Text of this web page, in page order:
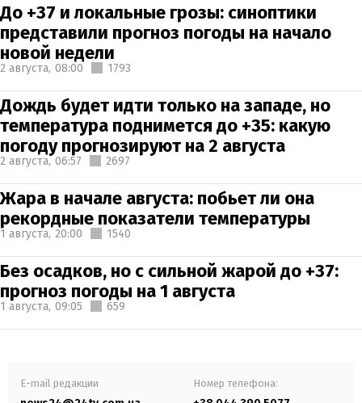
До +37 и локальные грозы: синоптики
представили прогноз погоды на начало
новой недели
2 августа, 08:00 1793
Дождь будет идти только на западе, но
температура поднимется до +35: какую
погоду прогнозируют на 2 августа
2 августа, 06:57 2697
Жара в начале августа: побьет ли она
рекордные показатели температуры
1 августа, 20:00 1540
Без осадков, но с сильной жарой до +37:
прогноз погоды на 1 августа
1 августа, 09:05 659
E-mail редакции Номер телефона: